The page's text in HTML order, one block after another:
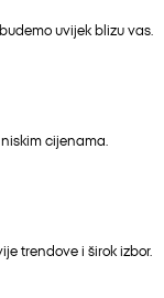
uvijek blizu vas.
cijenama.
trendove i širok izbor.